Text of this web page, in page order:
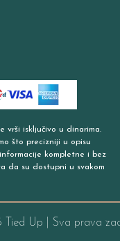
vrši isključivo u dinarima.
što precizniji u opisu
kompletne i bez
da su dostupni u svakom
Tied Up | Sva prava